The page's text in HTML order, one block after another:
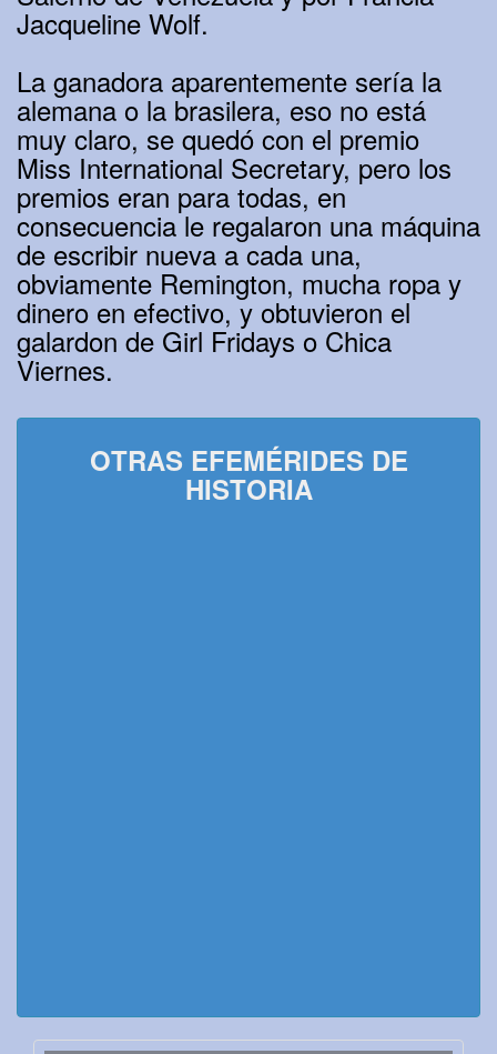
Jacqueline Wolf.
La ganadora aparentemente sería la
alemana o la brasilera, eso no está
muy claro, se quedó con el premio
Miss International Secretary, pero los
premios eran para todas, en
consecuencia le regalaron una máquina
de escribir nueva a cada una,
obviamente Remington, mucha ropa y
dinero en efectivo, y obtuvieron el
galardon de Girl Fridays o Chica
Viernes.
OTRAS EFEMÉRIDES DE
HISTORIA